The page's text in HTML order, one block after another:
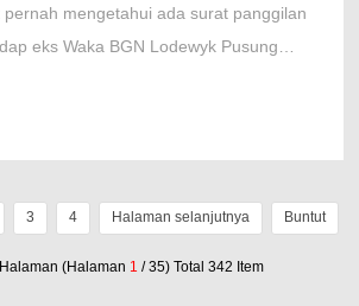
mengetahui ada surat panggilan
eks Waka BGN Lodewyk Pusung
pada 3 Juni 2026.
3 4 Halaman selanjutnya Buntut
(Halaman 1 / 35) Total 342 Item